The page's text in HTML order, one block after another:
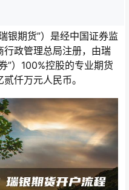
期货”）是经中国证券监
政管理总局注册，由瑞
”）100%控股的专业期货
仟万元人民币。